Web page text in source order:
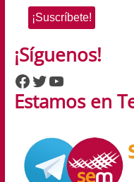
¡Síguenos!
Facebook Twitter YouTube
Estamos en